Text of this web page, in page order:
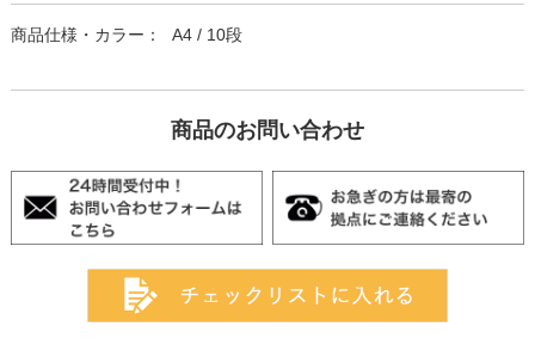
商品仕様・カラー： A4 / 10段
商品のお問い合わせ